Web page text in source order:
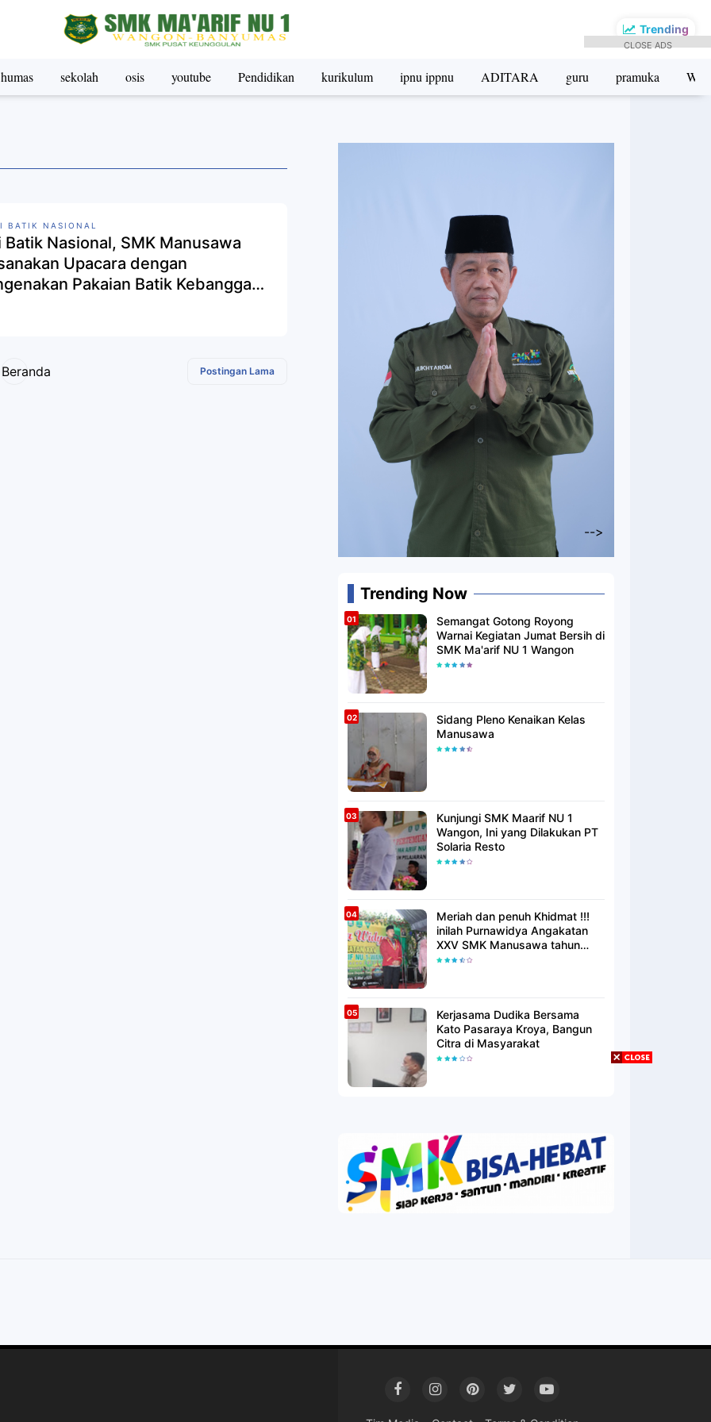
Trending
CLOSE ADS
-->
humas sekolah osis youtube Pendidikan kurikulum ipnu ippnu ADITARA guru pramuka
BATIK NASIONAL
Batik Nasional, SMK Manusawa
Upacara dengan
Pakaian Batik Kebanggaan
Postingan Lama
Beranda
Trending Now
Semangat Gotong Royong
Warnai Kegiatan Jumat Bersih di
SMK Ma'arif NU 1 Wangon
Sidang Pleno Kenaikan Kelas
Manusawa
Kunjungi SMK Maarif NU 1
Wangon, Ini yang Dilakukan PT
Solaria Resto
Meriah dan penuh Khidmat !!!
inilah Purnawidya Angakatan
XXV SMK Manusawa tahun
2023
Kerjasama Dudika Bersama
Kato Pasaraya Kroya, Bangun
Citra di Masyarakat